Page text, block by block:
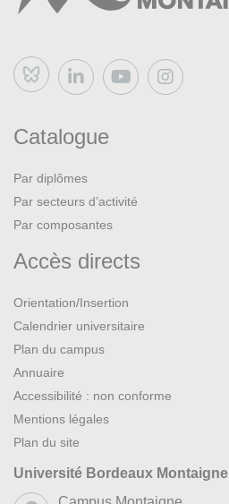
Bluesky
Catalogue
Par diplômes
Par secteurs d’activité
Par composantes
Accès directs
Orientation/Insertion
Calendrier universitaire
Plan du campus
Annuaire
Accessibilité : non conforme
Mentions légales
Plan du site
Université Bordeaux Montaigne